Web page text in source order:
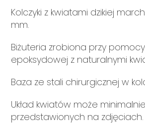
Kolczyki z kwiatami dzikiej
mm.
Biżuteria zrobiona przy
epoksydowej z naturalnymi
Baza ze stali chirurgicznej w
Układ kwiatów może
przedstawionych na zdjęciach.